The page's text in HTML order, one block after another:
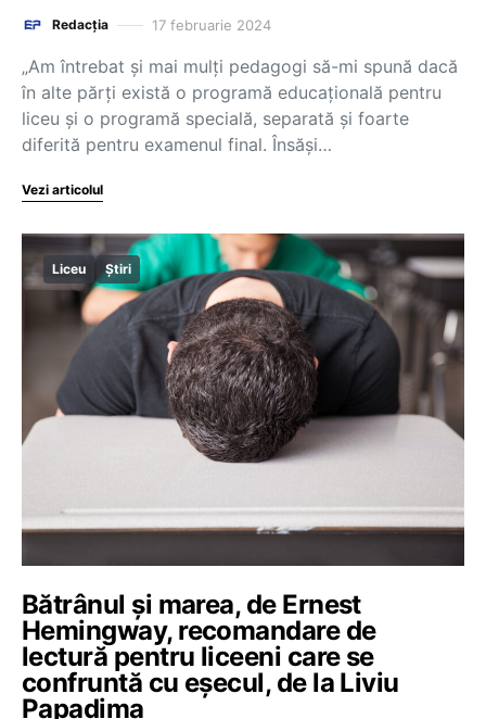
Redacția 17 februarie 2024
„Am întrebat și mai mulți pedagogi să-mi spună dacă
în alte părți există o programă educațională pentru
liceu și o programă specială, separată și foarte
diferită pentru examenul final. Însăși…
Vezi articolul
Liceu Știri
Bătrânul și marea, de Ernest
Hemingway, recomandare de
lectură pentru liceeni care se
confruntă cu eșecul, de la Liviu
Papadima